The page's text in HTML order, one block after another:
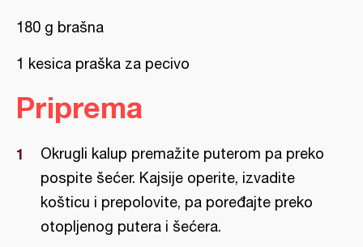
180 g brašna
1 kesica praška za pecivo
Priprema
Okrugli kalup premažite puterom pa preko
pospite šećer. Kajsije operite, izvadite
košticu i prepolovite, pa poređajte preko
otopljenog putera i šećera.